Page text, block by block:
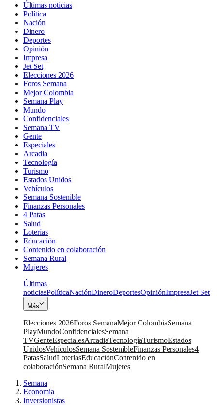
Últimas noticias
Política
Nación
Dinero
Deportes
Opinión
Impresa
Jet Set
Elecciones 2026
Foros Semana
Mejor Colombia
Semana Play
Mundo
Confidenciales
Semana TV
Gente
Especiales
Arcadia
Tecnología
Turismo
Estados Unidos
Vehículos
Semana Sostenible
Finanzas Personales
4 Patas
Salud
Loterías
Educación
Contenido en colaboración
Semana Rural
Mujeres
Últimas
noticiasPolíticaNaciónDineroDeportesOpiniónImpresaJet Set
Más
Elecciones 2026Foros SemanaMejor ColombiaSemana
PlayMundoConfidencialesSemana
TVGenteEspecialesArcadiaTecnologíaTurismoEstados
UnidosVehículosSemana SostenibleFinanzas Personales4
PatasSaludLoteríasEducaciónContenido en
colaboraciónSemana RuralMujeres
Semana|
Economía|
Inversionistas